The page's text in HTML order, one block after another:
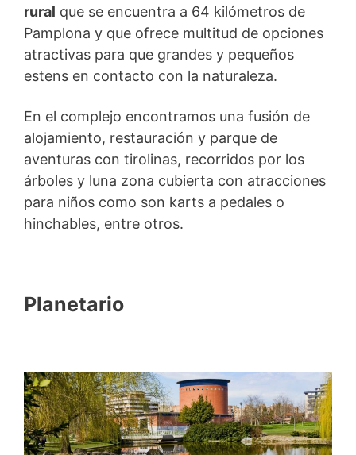
rural que se encuentra a 64 kilómetros de
Pamplona y que ofrece multitud de opciones
atractivas para que grandes y pequeños
estens en contacto con la naturaleza.
En el complejo encontramos una fusión de
alojamiento, restauración y parque de
aventuras con tirolinas, recorridos por los
árboles y luna zona cubierta con atracciones
para niños como son karts a pedales o
hinchables, entre otros.
Planetario